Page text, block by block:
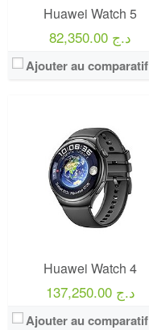
Huawei Watch 5
82,350.00 د.ج
Ajouter au comparatif
Huawei Watch 4
137,250.00 د.ج
Ajouter au comparatif